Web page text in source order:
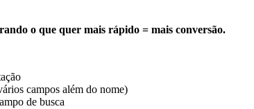
o que quer mais rápido = mais conversão.
campos além do nome)
de busca